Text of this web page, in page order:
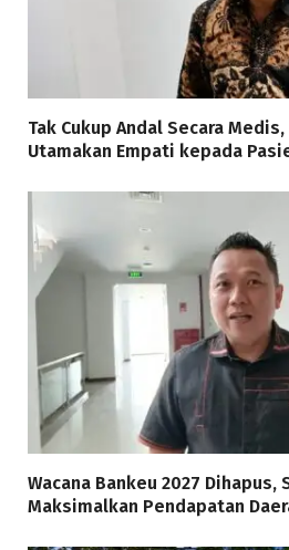
Tak Cukup Andal Secara
Utamakan Empati kepada
Wacana Bankeu 2027
Maksimalkan Pendapatan